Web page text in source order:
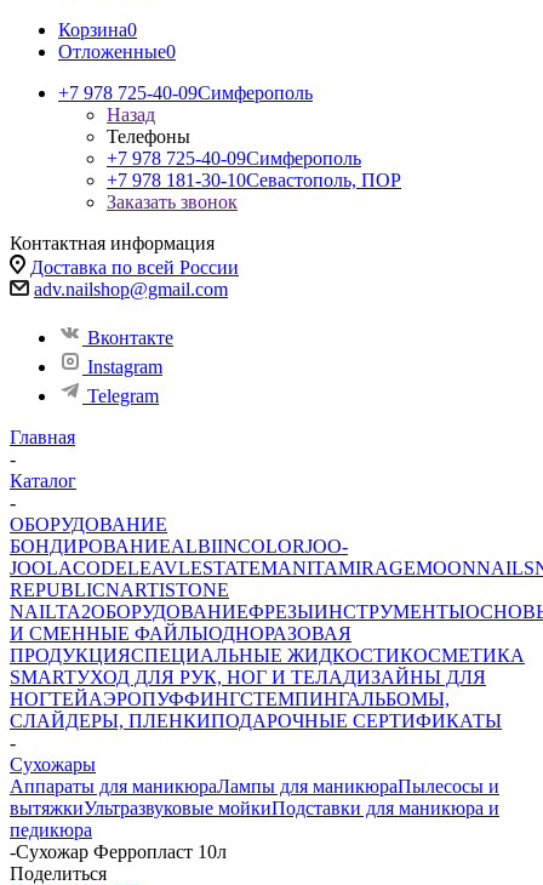
Корзина0
Отложенные0
+7 978 725-40-09Симферополь
Назад
Телефоны
+7 978 725-40-09Симферополь
+7 978 181-30-10Севастополь, ПОР
Заказать звонок
Контактная информация
Доставка по всей России
adv.nailshop@gmail.com
Вконтакте
Instagram
Telegram
Главная
-
Каталог
-
ОБОРУДОВАНИЕ
БОНДИРОВАНИЕALBIINCOLORJOO-
JOOLACODELEAVLESTATEMANITAMIRAGEMOONNAILS
REPUBLICNARTISTONE
NAILTA2ОБОРУДОВАНИЕФРЕЗЫИНСТРУМЕНТЫ
И СМЕННЫЕ ФАЙЛЫОДНОРАЗОВАЯ
ПРОДУКЦИЯСПЕЦИАЛЬНЫЕ ЖИДКОСТИКОСМЕТИКА
SMARTУХОД ДЛЯ РУК, НОГ И ТЕЛАДИЗАЙНЫ ДЛЯ
НОГТЕЙАЭРОПУФФИНГСТЕМПИНГАЛЬБОМЫ,
СЛАЙДЕРЫ, ПЛЕНКИПОДАРОЧНЫЕ СЕРТИФИКАТЫ
-
Сухожары
Аппараты для маникюраЛампы для маникюраПылесосы и
вытяжкиУльтразвуковые мойкиПодставки для маникюра и
педикюра
-Сухожар Ферропласт 10л
Поделиться